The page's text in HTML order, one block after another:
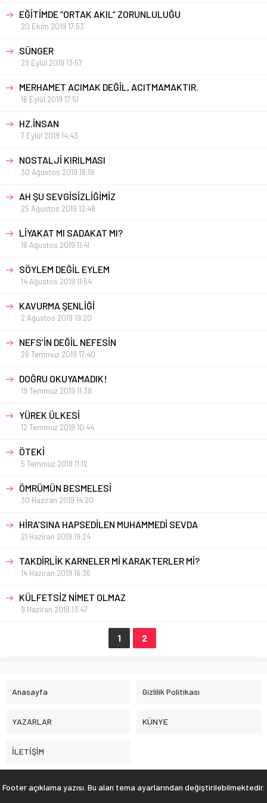
EĞİTİMDE “ORTAK AKIL” ZORUNLULUĞU
20 Ekim 2019 17:53
SÜNGER
29 Eylül 2019 13:57
MERHAMET ACIMAK DEĞİL, ACITMAMAKTIR.
16 Eylül 2019 17:51
HZ.İNSAN
7 Eylül 2019 14:43
NOSTALJİ KIRILMASI
30 Ağustos 2019 18:19
AH ŞU SEVGİSİZLİĞİMİZ
25 Ağustos 2019 12:48
LİYAKAT MI SADAKAT MI?
16 Ağustos 2019 11:41
SÖYLEM DEĞİL EYLEM
14 Ağustos 2019 11:54
KAVURMA ŞENLİĞİ
2 Ağustos 2019 19:20
NEFS’İN DEĞİL NEFESİN
26 Temmuz 2019 17:40
DOĞRU OKUYAMADIK!
19 Temmuz 2019 11:38
YÜREK ÜLKESİ
12 Temmuz 2019 10:44
ÖTEKİ
5 Temmuz 2019 11:12
ÖMRÜMÜN BESMELESİ
30 Haziran 2019 14:20
HİRA’SINA HAPSEDİLEN MUHAMMEDİ SEVDA
21 Haziran 2019 19:24
TAKDİRLİK KARNELER Mİ KARAKTERLER Mİ?
14 Haziran 2019 16:36
KÜLFETSİZ NİMET OLMAZ
9 Haziran 2019 13:47
1 2
Anasayfa Gizlilik Politikası
YAZARLAR KÜNYE
İLETİŞİM
Footer açıklama yazısı. Bu alan tema ayarlarından değiştirilebilmektedir.